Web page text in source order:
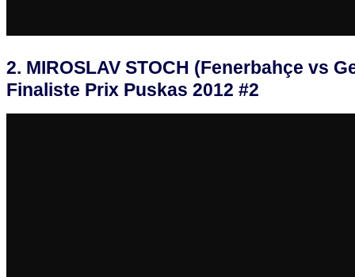
2. MIROSLAV STOCH (Fenerbahçe vs
Finaliste Prix Puskas 2012 #2